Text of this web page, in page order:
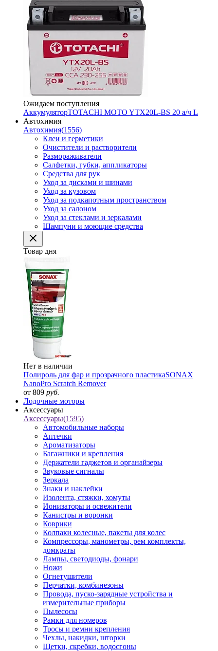
Ожидаем поступления
АккумуляторTOTACHI MOTO YTX20L-BS 20 а/ч L
Автохимия
Автохимия(1556)
Клеи и герметики
Очистители и растворители
Размораживатели
Салфетки, губки, аппликаторы
Средства для рук
Уход за дисками и шинами
Уход за кузовом
Уход за подкапотным пространством
Уход за салоном
Уход за стеклами и зеркалами
Шампуни и моющие средства
Товар дня
Нет в наличии
Полироль для фар и прозрачного пластикаSONAX
NanoPro Scratch Remover
от 809 руб.
Лодочные моторы
Аксессуары
Аксессуары(1595)
Автомобильные наборы
Аптечки
Ароматизаторы
Багажники и крепления
Держатели гаджетов и органайзеры
Звуковые сигналы
Зеркала
Знаки и наклейки
Изолента, стяжки, хомуты
Ионизаторы и освежители
Канистры и воронки
Коврики
Колпаки колесные, пакеты для колес
Компрессоры, манометры, рем комплекты,
домкраты
Лампы, светодиоды, фонари
Ножи
Огнетушители
Перчатки, комбинезоны
Провода, пуско-зарядные устройства и
измерительные приборы
Пылесосы
Рамки для номеров
Тросы и ремни крепления
Чехлы, накидки, шторки
Щетки, скребки, водосгоны